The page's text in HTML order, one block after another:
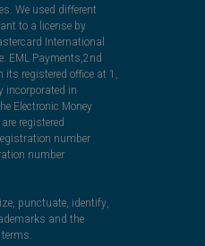
We used different
to a license by
International
EML Payments,2nd
its registered office at 1,
incorporated in
Electronic Money
registered
number
number
punctuate, identify,
and the